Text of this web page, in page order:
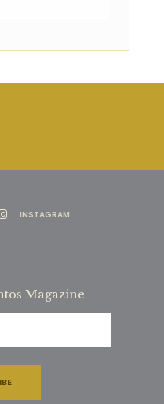
INSTAGRAM
Magazine